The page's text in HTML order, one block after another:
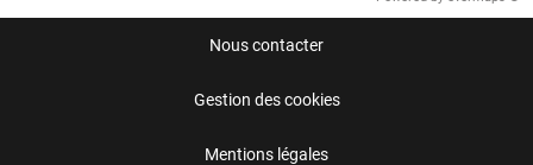
Nous contacter
Gestion des cookies
Mentions légales